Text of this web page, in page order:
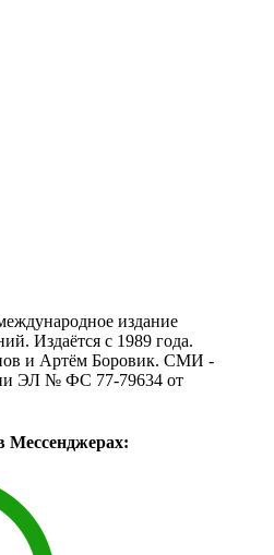
издание
Издаётся с 1989 года.
и Артём Боровик. CМИ -
ЭЛ № ФС 77-79634 от
Мессенджерах: